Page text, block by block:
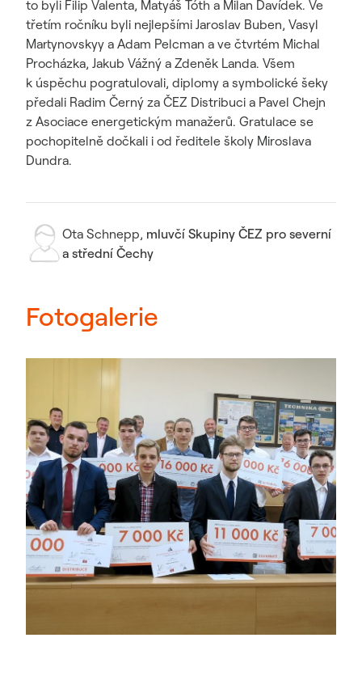
to byli Filip Valenta, Matyáš Tóth a Milan Davídek. Ve
třetím ročníku byli nejlepšími Jaroslav Buben, Vasyl
Martynovskyy a Adam Pelcman a ve čtvrtém Michal
Procházka, Jakub Vážný a Zdeněk Landa. Všem
k úspěchu pogratulovali, diplomy a symbolické šeky
předali Radim Černý za ČEZ Distribuci a Pavel Chejn
z Asociace energetickým manažerů. Gratulace se
pochopitelně dočkali i od ředitele školy Miroslava
Dundra.
Ota Schnepp, mluvčí Skupiny ČEZ pro severní
a střední Čechy
Fotogalerie